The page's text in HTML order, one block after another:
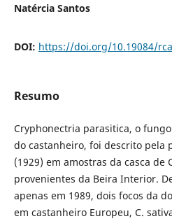
Natércia Santos
DOI: https://doi.org/10.19084/
Resumo
Cryphonectria parasitica, o
do castanheiro, foi descrito pela
(1929) em amostras da casca de
provenientes da Beira Interior.
apenas em 1989, dois focos da
em castanheiro Europeu, C.